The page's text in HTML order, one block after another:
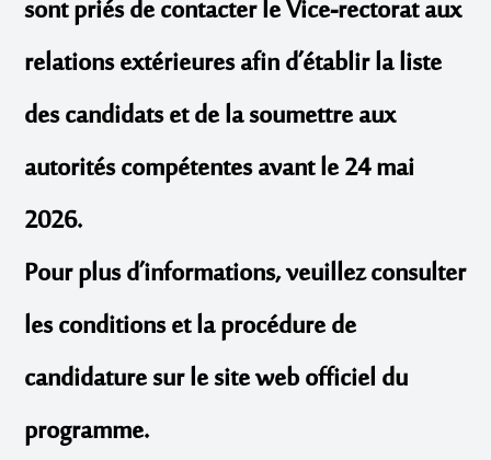
sont priés de contacter le Vice-rectorat aux
relations extérieures afin d’établir la liste
des candidats et de la soumettre aux
autorités compétentesavant le24 mai
2026.
Pour plus d’informations, veuillez consulter
les conditions et la procédure de
candidature sur le site web officiel du
programme.